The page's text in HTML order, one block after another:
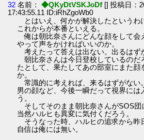
32 名前： ◆QKyDtVSKJoDf [] 投稿日：
17:43:55.11 ID:iRhZgoWb0
とはいえ、何かが解決したというわ
これからが本番といえる。
俺は朝比奈さんにどんな顔をして会
やって声をかければいいのか。
考えたって答えは出ない。出るはず
朝比奈さんは今日登校しているのだ
たとして、果たしてあの部室にまた顔
か。
常識的に考えれば、来るはずがない
男の顔など、今後一瞬だって視界には
う。
そしてそのまま朝比奈さんがSOS団
当然ハルヒも異変に気付くだろう。
そうなった時、ハルヒの追求から昨
自信は俺には無い。